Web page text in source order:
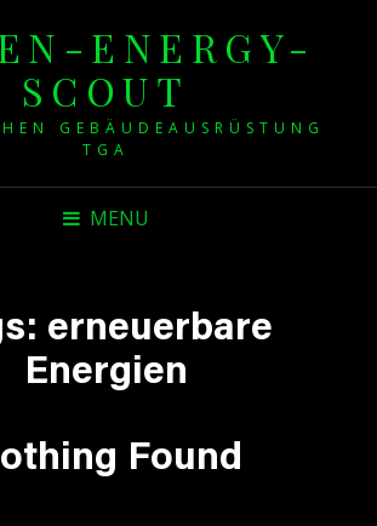
ENERGY-
SCOUT
GEBÄUDEAUSRÜSTUNG
TGA
MENU
erneuerbare
Energien
Found